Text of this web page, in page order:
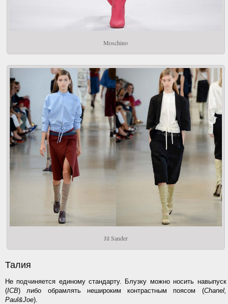
Moschino
Jil Sander
Талия
Не подчиняется единому стандарту. Блузку можно носить навыпуск
(ICB) либо обрамлять нешироким контрастным поясом (Chanel,
Paul&Joe).